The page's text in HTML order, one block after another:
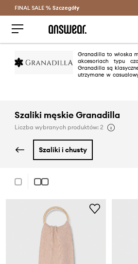
Oszczędzaj z Answear Club
FINAL SALE % Szczegóły
Granadilla to włoska
akcesoriach typu
Granadilla są
utrzymane w
Szaliki męskie Granadilla
Liczba wybranych produktów: 2
szaliki i chusty